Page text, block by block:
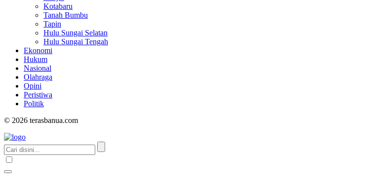
Kotabaru
Tanah Bumbu
Tapin
Hulu Sungai Selatan
Hulu Sungai Tengah
Ekonomi
Hukum
Nasional
Olahraga
Opini
Peristiwa
Politik
© 2026 terasbanua.com